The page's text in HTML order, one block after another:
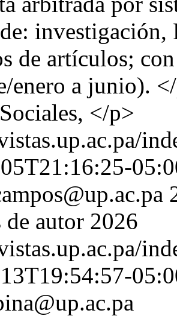
de artículos;
enero a junio).
</p>
de autor 2026